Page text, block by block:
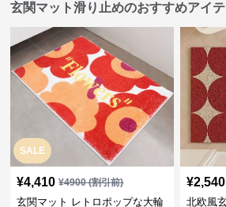
玄関マット滑り止めのおすすめアイ
SALE
¥4,410 ¥4900(割引前)
玄関マット レトロポップな大輪
¥2,540
北欧風